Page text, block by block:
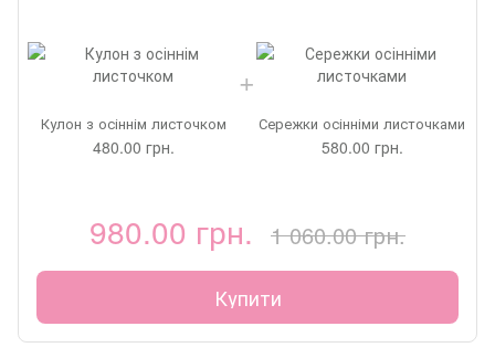
Кулон з осіннім листочком
480.00 грн.
Сережки осінніми листочками
580.00 грн.
980.00 грн. 1 060.00 грн.
Купити